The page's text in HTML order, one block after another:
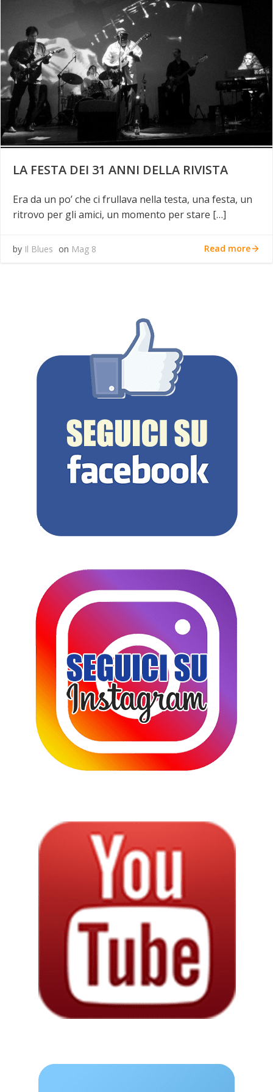
LA FESTA DEI 31 ANNI DELLA RIVISTA
Era da un po’ che ci frullava nella testa, una festa, un
ritrovo per gli amici, un momento per stare […]
by Il Blues on Mag 8 Read more